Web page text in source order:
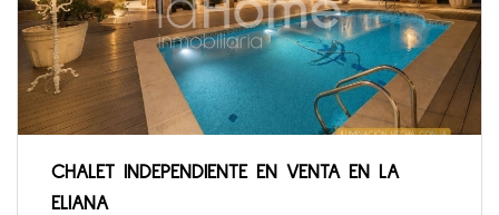
CHALET INDEPENDIENTE EN VENTA EN LA
ELIANA